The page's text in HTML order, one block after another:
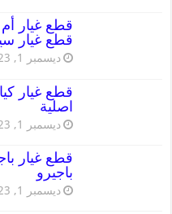
قطع غيار
ديسمبر 1, 2023
اصلية
ديسمبر 1, 2023
باجيرو
ديسمبر 1, 2023